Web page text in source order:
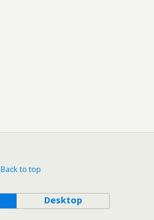
Back to top
Desktop